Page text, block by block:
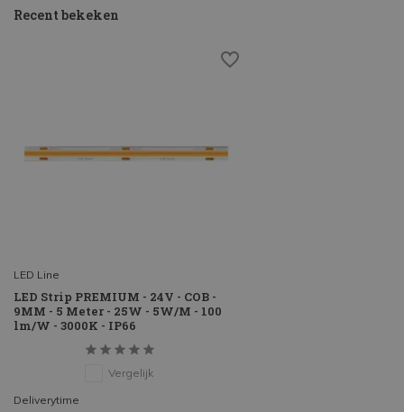
Recent bekeken
LED Line
LED Strip PREMIUM - 24V - COB -
9MM - 5 Meter - 25W - 5W/M - 100
lm/W - 3000K - IP66
Vergelijk
Deliverytime